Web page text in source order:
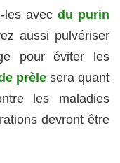
les avec du purin
aussi pulvériser
pour éviter les
prèlesera quant
les maladies
devront être